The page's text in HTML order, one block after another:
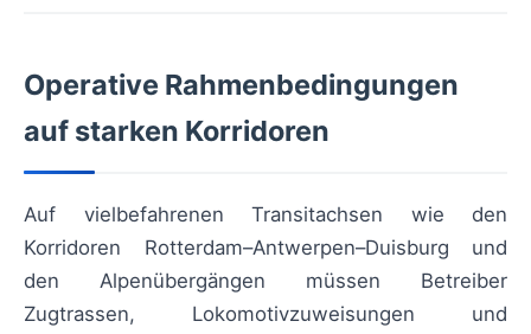
Operative Rahmenbedingungen
auf starken Korridoren
Auf vielbefahrenen Transitachsen wie den
Korridoren Rotterdam–Antwerpen–Duisburg und
den Alpenübergängen müssen Betreiber
Zugtrassen, Lokomotivzuweisungen und